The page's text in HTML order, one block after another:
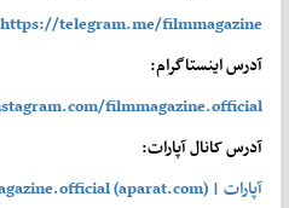
https://telegram.me/filmmagazine
آدرس اینستاگرام:
filmmagazine.official
آدرس کانال آپارات:
آپارات | FilmMagazine.official (aparat.com)